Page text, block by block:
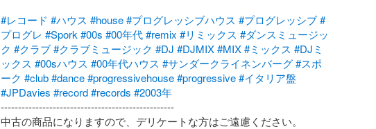
#レコード #ハウス #house #プログレッシブハウス #プログレッシブ #
プログレ #Spork #00s #00年代 #remix #リミックス #ダンスミュージッ
ク #クラブ #クラブミュージック #DJ #DJMIX #MIX #ミックス #DJミ
ックス #00sハウス #00年代ハウス #サンダークライネンバーグ #スポ
ーク #club #dance #progressivehouse #progressive #イタリア盤
#JPDavies #record #records #2003年
--------------------------------------------------
中古の商品になりますので、デリケートな方はご遠慮ください。